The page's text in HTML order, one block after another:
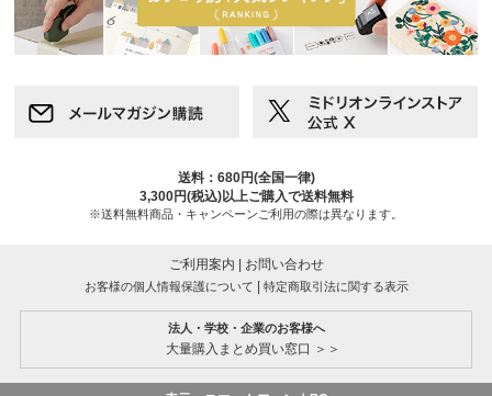
送料：680円(全国一律)
3,300円(税込)以上ご購入で送料無料
※送料無料商品・キャンペーンご利用の際は異なります。
ご利用案内 お問い合わせ
お客様の個人情報保護について 特定商取引法に関する表示
法人・学校・企業のお客様へ
大量購入まとめ買い窓口 ＞＞